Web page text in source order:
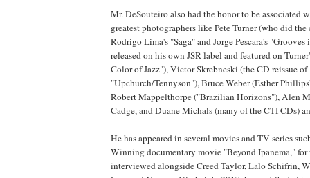
Mr. DeSouteiro also had the honor to be associated
greatest photographers like Pete Turner (who did
Rodrigo Lima's "Saga" and Jorge Pescara's "Grooves
released on his own JSR label and featured on
Color of Jazz"), Victor Skrebneski (the CD reissue of
"Upchurch/Tennyson"), Bruce Weber (Esther
Robert Mappelthorpe ("Brazilian Horizons"), Alen
Cadge, and Duane Michals (many of the CTI CDs)
He has appeared in several movies and TV series
Winning documentary movie "Beyond Ipanema," for
interviewed alongside Creed Taylor, Lalo Schifrin,